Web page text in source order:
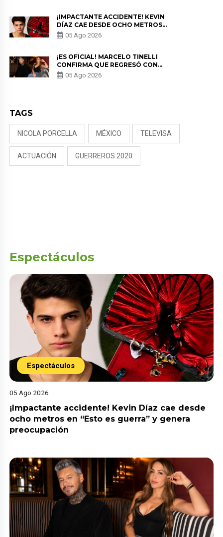
¡IMPACTANTE ACCIDENTE! KEVIN
DÍAZ CAE DESDE OCHO METROS
EN “ESTO ES GUERRA” Y GENERA
PREOCUPACIÓN
05 Ago 2026
¡ES OFICIAL! MARCELO TINELLI
CONFIRMA QUE REGRESÓ CON
MILETT FIGUEROA: “EL AMOR
PUDO MÁS”
05 Ago 2026
TAGS
NICOLA PORCELLA MÉXICO TELEVISA
ACTUACIÓN GUERREROS 2020
Espectáculos
Espectáculos
05 Ago 2026
¡Impactante accidente! Kevin Díaz cae desde
ocho metros en “Esto es guerra” y genera
preocupación